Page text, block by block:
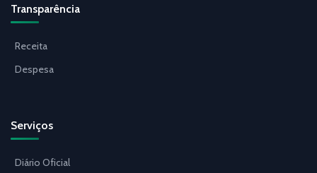
Transparência
Receita
Despesa
Serviços
Diário Oficial